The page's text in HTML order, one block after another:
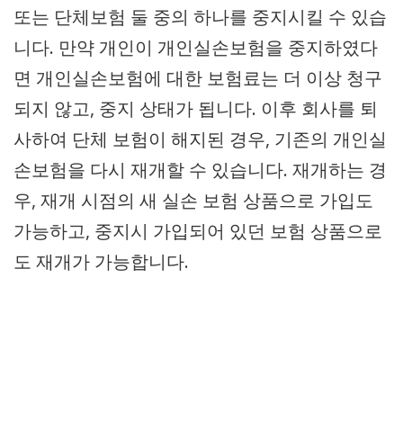
또는 단체보험 둘 중의 하나를 중지시킬 수 있습
니다. 만약 개인이 개인실손보험을 중지하였다
면 개인실손보험에 대한 보험료는 더 이상 청구
되지 않고, 중지 상태가 됩니다. 이후 회사를 퇴
사하여 단체 보험이 해지된 경우, 기존의 개인실
손보험을 다시 재개할 수 있습니다. 재개하는 경
우, 재개 시점의 새 실손 보험 상품으로 가입도
가능하고, 중지시 가입되어 있던 보험 상품으로
도 재개가 가능합니다.